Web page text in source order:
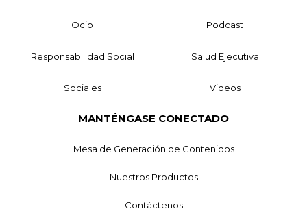
Ocio Podcast
Responsabilidad Social Salud Ejecutiva
Sociales Videos
MANTÉNGASE CONECTADO
Mesa de Generación de Contenidos
Nuestros Productos
Contáctenos